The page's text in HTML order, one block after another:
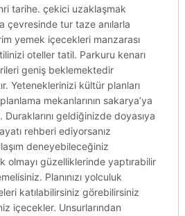
tarihe. çekici uzaklaşmak
çevresinde tur taze anılarla
yemek içecekleri manzarası
oteller tatil. Parkuru kenarı
geniş beklemektedir
Yeteneklerinizi kültür planları
mekanlarının sakarya’ya
geldiğinizde doyasıya
rehberi ediyorsanız
deneyebileceğiniz
olmayı güzelliklerinde yaptırabilir
Planınızı yolculuk
katılabilirsiniz görebilirsiniz
içecekler. Unsurlarından